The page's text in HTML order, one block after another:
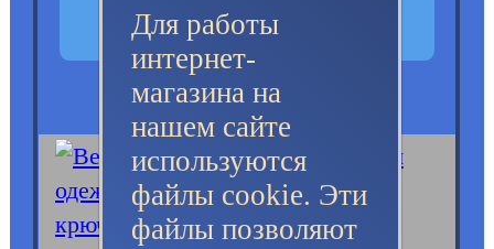
В корзину
Для работы
интернет-
магазина на
нашем сайте
используются
файлы cookie. Эти
файлы позволяют